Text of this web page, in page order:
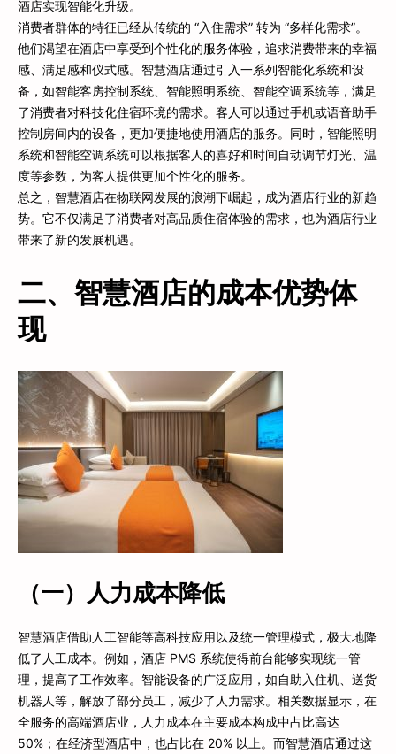
酒店实现智能化升级。
消费者群体的特征已经从传统的 “入住需求” 转为 “多样化需求”。
他们渴望在酒店中享受到个性化的服务体验，追求消费带来的幸福
感、满足感和仪式感。智慧酒店通过引入一系列智能化系统和设
备，如智能客房控制系统、智能照明系统、智能空调系统等，满足
了消费者对科技化住宿环境的需求。客人可以通过手机或语音助手
控制房间内的设备，更加便捷地使用酒店的服务。同时，智能照明
系统和智能空调系统可以根据客人的喜好和时间自动调节灯光、温
度等参数，为客人提供更加个性化的服务。
总之，智慧酒店在物联网发展的浪潮下崛起，成为酒店行业的新趋
势。它不仅满足了消费者对高品质住宿体验的需求，也为酒店行业
带来了新的发展机遇。
二、智慧酒店的成本优势体
现
（一）人力成本降低
智慧酒店借助人工智能等高科技应用以及统一管理模式，极大地降
低了人工成本。例如，酒店 PMS 系统使得前台能够实现统一管
理，提高了工作效率。智能设备的广泛应用，如自助入住机、送货
机器人等，解放了部分员工，减少了人力需求。相关数据显示，在
全服务的高端酒店业，人力成本在主要成本构成中占比高达
50%；在经济型酒店中，也占比在 20% 以上。而智慧酒店通过这